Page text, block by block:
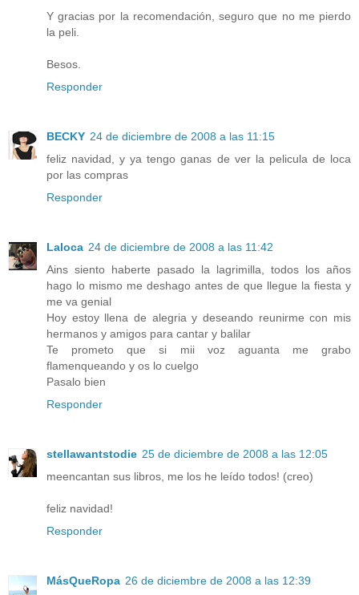
Y gracias por la recomendación, seguro que no me pierdo
la peli.
Besos.
Responder
BECKY 24 de diciembre de 2008 a las 11:15
feliz navidad, y ya tengo ganas de ver la pelicula de loca
por las compras
Responder
Laloca 24 de diciembre de 2008 a las 11:42
Ains siento haberte pasado la lagrimilla, todos los años
hago lo mismo me deshago antes de que llegue la fiesta y
me va genial
Hoy estoy llena de alegria y deseando reunirme con mis
hermanos y amigos para cantar y balilar
Te prometo que si mii voz aguanta me grabo
flamenqueando y os lo cuelgo
Pasalo bien
Responder
stellawantstodie 25 de diciembre de 2008 a las 12:05
meencantan sus libros, me los he leído todos! (creo)
feliz navidad!
Responder
MásQueRopa 26 de diciembre de 2008 a las 12:39